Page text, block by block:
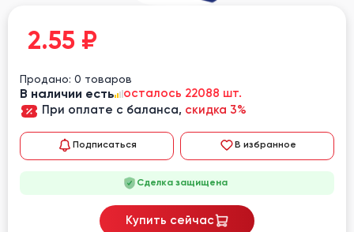
2.55 ₽
Продано: 0 товаров
В наличии есть
осталось 22088 шт.
При оплате с баланса, скидка 3%
Подписаться В избранное
Сделка защищена
Купить сейчас